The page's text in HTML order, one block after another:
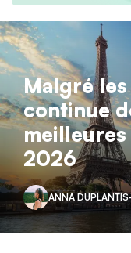
Malgré
continue
2026
ANNA DUPLANTIS